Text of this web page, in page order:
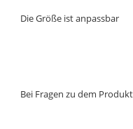
Die Größe ist anpassbar
Bei Fragen zu dem